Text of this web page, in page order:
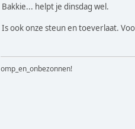
Bakkie... helpt je dinsdag wel.
Is ook onze steun en toeverlaat.
omp_en_onbezonnen!